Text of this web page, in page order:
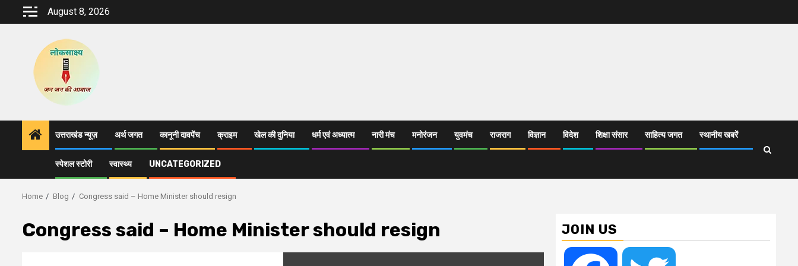
August 8, 2026
उत्तराखंड न्यूज़ अर्थ जगत कानूनी दावपेंच क्राइम खेल की दुनिया धर्म एवं अध्यात्म नारी मंच मनोरंजन युवमंच राजराग विज्ञान विदेश शिक्षा संसार साहित्य जगत स्थानीय खबरें
स्पेशल स्टोरी स्वास्थ्य UNCATEGORIZED
Home Blog Congress said – Home Minister should resign
Congress said – Home Minister should resign JOIN US